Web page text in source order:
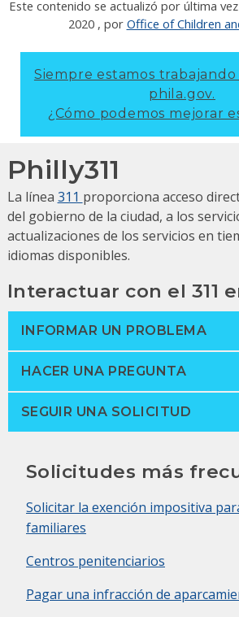
Este contenido se actualizó por última
2020 , por Office of Children
Siempre estamos
phila.gov.
¿Cómo podemos mejorar
Philly311
La línea 311 proporciona acceso
del gobierno de la ciudad, a los
actualizaciones de los servicios en
idiomas disponibles.
Interactuar con el 311
INFORMAR UN PROBLEMA
HACER UNA PREGUNTA
SEGUIR UNA SOLICITUD
Solicitudes más
Solicitar la exención impositiva
familiares
Centros penitenciarios
Pagar una infracción de